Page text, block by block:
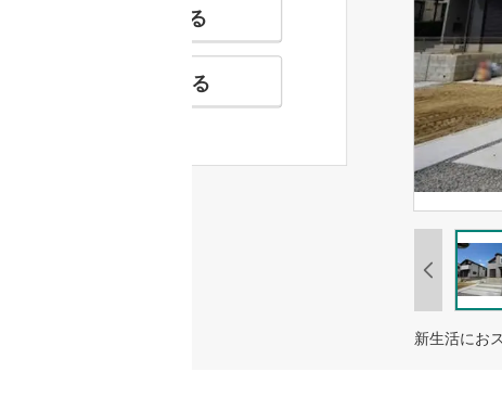
特徴の似た物件を見る
お気に入りに追加する